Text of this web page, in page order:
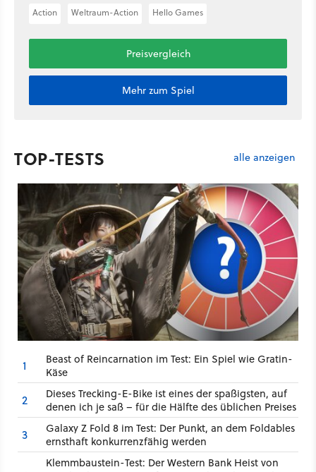
Action Weltraum-Action Hello Games
Preisvergleich
Mehr zum Spiel
TOP-TESTS alle anzeigen
1
Beast of Reincarnation im Test: Ein Spiel wie Gratin-
Käse
2
Dieses Trecking-E-Bike ist eines der spaßigsten, auf
denen ich je saß – für die Hälfte des üblichen Preises
3
Galaxy Z Fold 8 im Test: Der Punkt, an dem Foldables
ernsthaft konkurrenzfähig werden
Klemmbaustein-Test: Der Western Bank Heist von